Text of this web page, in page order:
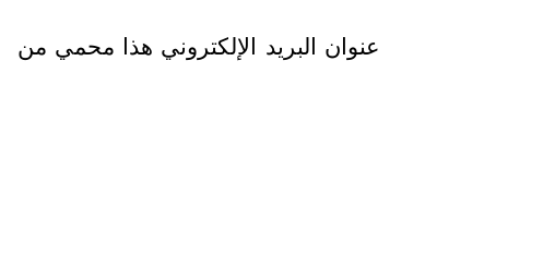
عنوان البريد الإلكتروني هذا محمي من